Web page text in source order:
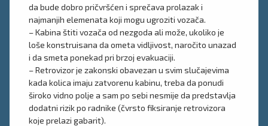
da bude dobro pričvršćen i sprečava prolazak i
najmanjih elemenata koji mogu ugroziti vozača.
– Kabina štiti vozača od nezgoda ali može, ukoliko je
loše konstruisana da ometa vidljivost, naročito unazad
i da smeta ponekad pri brzoj evakuaciji.
– Retrovizor je zakonski obavezan u svim slučajevima
kada kolica imaju zatvorenu kabinu, treba da ponudi
široko vidno polje a sam po sebi nesmije da predstavlja
dodatni rizik po radnike (čvrsto fiksiranje retrovizora
koje prelazi gabarit).